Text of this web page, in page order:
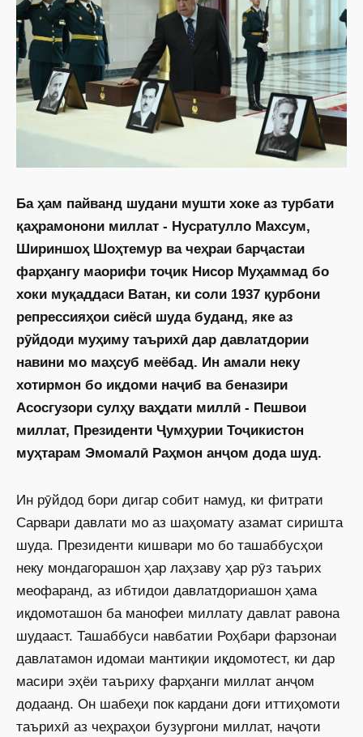
Ба ҳам пайванд шудани мушти хоке аз турбати
қаҳрамонони миллат - Нусратулло Махсум,
Шириншоҳ Шоҳтемур ва чеҳраи барҷастаи
фарҳангу маорифи тоҷик Нисор Муҳаммад бо
хоки муқаддаси Ватан, ки соли 1937 қурбони
репрессияҳои сиёсӣ шуда буданд, яке аз
рӯйдоди муҳиму таърихӣ дар давлатдории
навини мо маҳсуб меёбад. Ин амали неку
хотирмон бо иқдоми наҷиб ва беназири
Асосгузори сулҳу ваҳдати миллӣ - Пешвои
миллат, Президенти Ҷумҳурии Тоҷикистон
муҳтарам Эмомалӣ Раҳмон анҷом дода шуд.
Ин рӯйдод бори дигар собит намуд, ки фитрати
Сарвари давлати мо аз шаҳомату азамат сиришта
шуда. Президенти кишвари мо бо ташаббусҳои
неку мондагорашон ҳар лаҳзаву ҳар рӯз таърих
меофаранд, аз ибтидои давлатдориашон ҳама
иқдомоташон ба манофеи миллату давлат равона
шудааст. Ташаббуси навбатии Роҳбари фарзонаи
давлатамон идомаи мантиқии иқдомотест, ки дар
масири эҳёи таъриху фарҳанги миллат анҷом
додаанд. Он шабеҳи пок кардани доғи иттиҳомоти
таърихӣ аз чеҳраҳои бузургони миллат, наҷоти